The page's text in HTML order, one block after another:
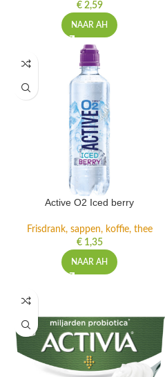
€2,59
NAAR AH
Active O2 Iced berry
Frisdrank, sappen, koffie, thee
€1,35
NAAR AH